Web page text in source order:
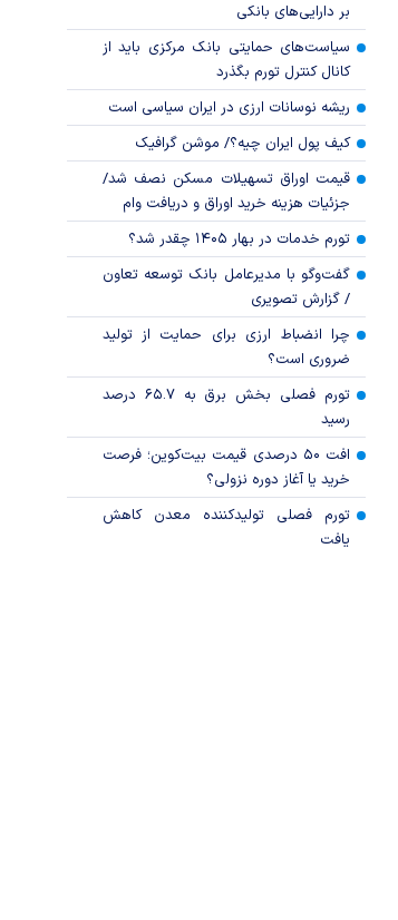
بر دارایی‌های بانکی
سیاست‌های حمایتی بانک مرکزی باید از
کانال کنترل تورم بگذرد
ریشه نوسانات ارزی در ایران سیاسی است
کیف پول ایران چیه؟/ موشن گرافیک
قیمت اوراق تسهیلات مسکن نصف شد/
جزئیات هزینه خرید اوراق و دریافت وام
تورم خدمات در بهار ۱۴۰۵ چقدر شد؟
گفت‌وگو با مدیرعامل بانک توسعه تعاون
/ گزارش تصویری
چرا انضباط ارزی برای حمایت از تولید
ضروری است؟
تورم فصلی بخش برق به ۶۵.۷ درصد
رسید
افت ۵۰ درصدی قیمت بیت‌کوین؛ فرصت
خرید یا آغاز دوره نزولی؟
تورم فصلی تولیدکننده معدن کاهش
یافت